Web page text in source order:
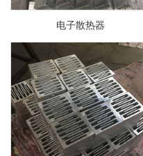
电子散热器